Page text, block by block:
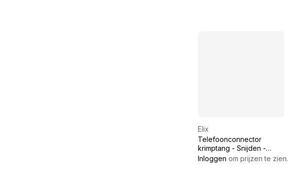
Elix
Telefoonconnector
krimptang - Snijden -
Ontmantelen - Voor RJ45
Inloggen om prijzen te zien.